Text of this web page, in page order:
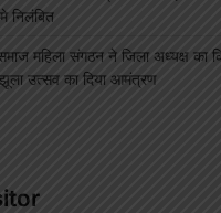
निलंबित
महिला संगठन ने जिला अध्यक्ष का
झूला उत्सव का दिया आमंत्रण